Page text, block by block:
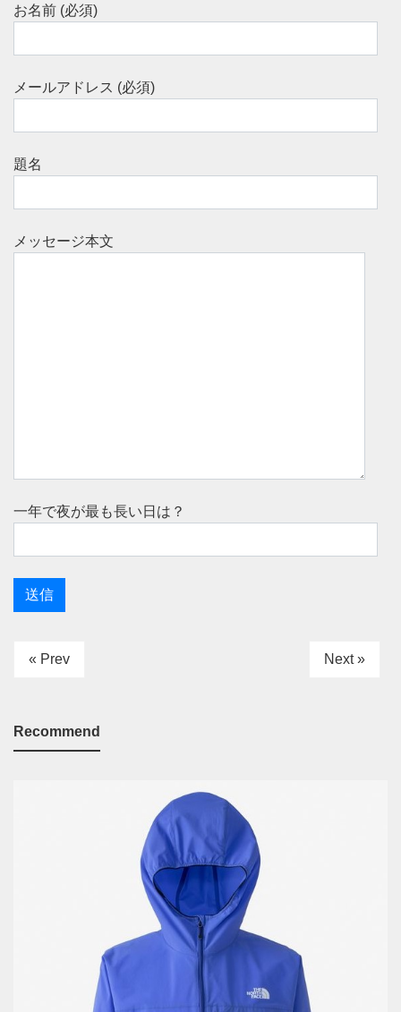
お名前 (必須)
メールアドレス (必須)
題名
メッセージ本文
一年で夜が最も長い日は？
« Prev Next »
Recommend